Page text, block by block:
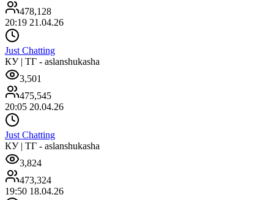
478,128
20:19 21.04.26
Just Chatting
КУ | ТГ - aslanshukasha
3,501
475,545
20:05 20.04.26
Just Chatting
КУ | ТГ - aslanshukasha
3,824
473,324
19:50 18.04.26